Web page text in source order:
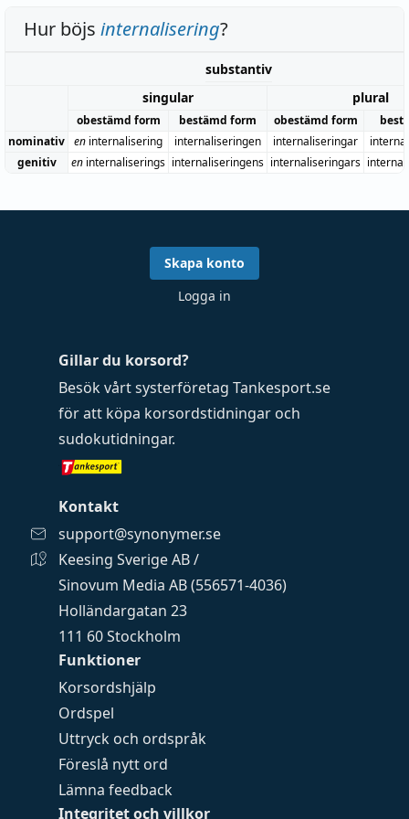
Hur böjs internalisering?
substantiv
singular
plural
obestämd form bestämd form obestämd form
nominativ en internalisering internaliseringen internaliseringar
genitiv
en internaliserings internaliseringens internaliseringars
Funktioner
Korsordshjälp
Ordspel
Uttryck och ordspråk
Föreslå nytt ord
Lämna feedback
Integritet och villkor
Gillar du korsord?
Besök vårt systerföretag Tankesport.se
för att köpa korsordstidningar och
sudokutidningar.
Kontakt
support@synonymer.se
Keesing Sverige AB /
Sinovum Media AB (556571-4036)
Holländargatan 23
111 60 Stockholm
Skapa konto
Logga in